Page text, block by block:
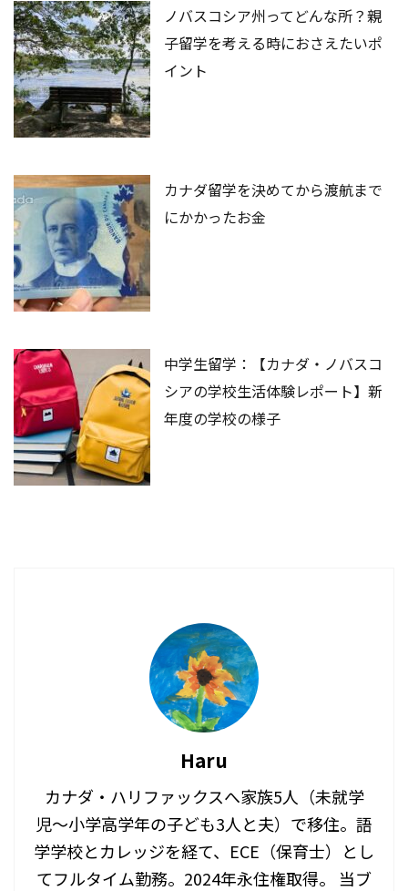
ノバスコシア州ってどんな所？親
子留学を考える時におさえたいポ
イント
カナダ留学を決めてから渡航まで
にかかったお金
中学生留学：【カナダ・ノバスコ
シアの学校生活体験レポート】新
年度の学校の様子
Haru
カナダ・ハリファックスへ家族5人（未就学
児〜小学高学年の子ども3人と夫）で移住。語
学学校とカレッジを経て、ECE（保育士）とし
てフルタイム勤務。2024年永住権取得。 当ブ